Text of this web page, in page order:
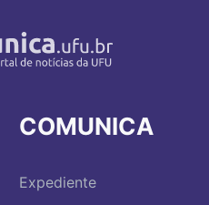
COMUNICA
Expediente